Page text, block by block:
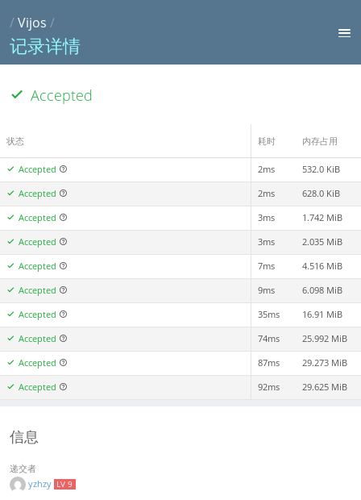
/Vijos /
记录详情
Accepted
状态 耗时 内存占用
Accepted 2ms 532.0 KiB
Accepted 2ms 628.0 KiB
Accepted 3ms 1.742 MiB
Accepted 3ms 2.035 MiB
Accepted 7ms 4.516 MiB
Accepted 9ms 6.098 MiB
Accepted 35ms 16.91 MiB
Accepted 74ms 25.992 MiB
Accepted 87ms 29.273 MiB
Accepted 92ms 29.625 MiB
信息
递交者
yzhzy LV 9